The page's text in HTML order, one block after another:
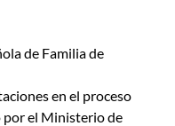
de Familia de
en el proceso
por el Ministerio de